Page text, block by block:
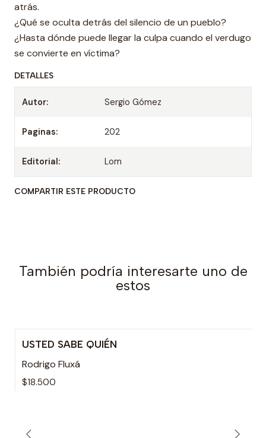
atrás.
¿Qué se oculta detrás del silencio de un pueblo?
¿Hasta dónde puede llegar la culpa cuando el verdugo
se convierte en víctima?
DETALLES
Autor: Sergio Gómez
Paginas: 202
Editorial: Lom
COMPARTIR ESTE PRODUCTO
También podría interesarte uno de
estos
USTED SABE QUIÉN
Rodrigo Fluxá
$18.500